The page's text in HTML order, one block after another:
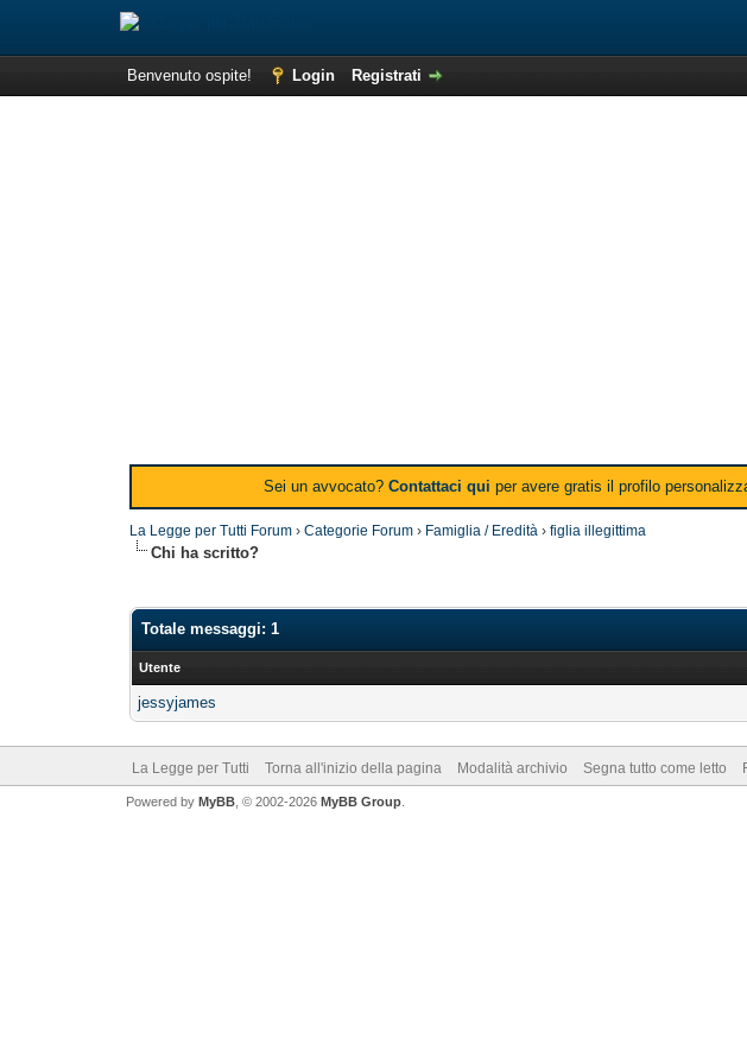
Benvenuto ospite! Login Registrati
Sei un avvocato? Contattaci qui per avere gratis il profilo
La Legge per Tutti Forum ›Categorie Forum › Famiglia / Eredità ›figlia illegittima
Chi ha scritto?
Totale messaggi: 1
Utente
jessyjames
La Legge per Tutti Torna all'inizio della pagina Modalità archivio Segna tutto come letto
Powered by MyBB, © 2002-2026 MyBB Group.